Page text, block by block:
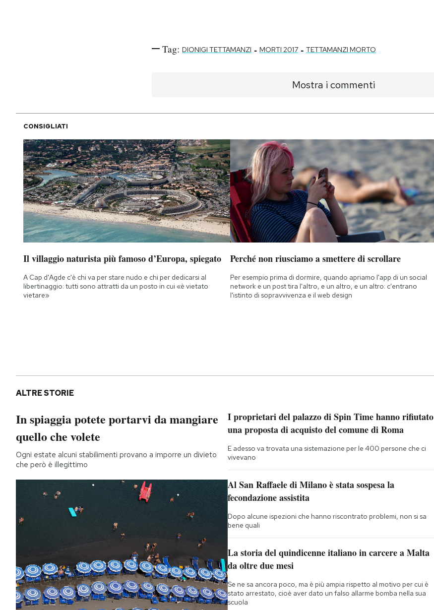
Tag: DIONIGI TETTAMANZI - MORTI 2017 - TETTAMANZI MORTO
Mostra i commenti
CONSIGLIATI
Il villaggio naturista più famoso d’Europa, spiegato
A Cap d'Agde c'è chi va per stare nudo e chi per dedicarsi al
libertinaggio: tutti sono attratti da un posto in cui «è vietato
vietare»
Perché non riusciamo a smettere di scrollare
Per esempio prima di dormire, quando apriamo l'app di un social
network e un post tira l'altro, e un altro, e un altro: c'entrano
l'istinto di sopravvivenza e il web design
ALTRE STORIE
In spiaggia potete portarvi da mangiare
quello che volete
Ogni estate alcuni stabilimenti provano a imporre un divieto
che però è illegittimo
I proprietari del palazzo di Spin Time hanno rifiutato
una proposta di acquisto del comune di Roma
E adesso va trovata una sistemazione per le 400 persone che ci
vivevano
Al San Raffaele di Milano è stata sospesa la
fecondazione assistita
Dopo alcune ispezioni che hanno riscontrato problemi, non si sa
bene quali
La storia del quindicenne italiano in carcere a Malta
da oltre due mesi
Se ne sa ancora poco, ma è più ampia rispetto al motivo per cui è
stato arrestato, cioè aver dato un falso allarme bomba nella sua
scuola